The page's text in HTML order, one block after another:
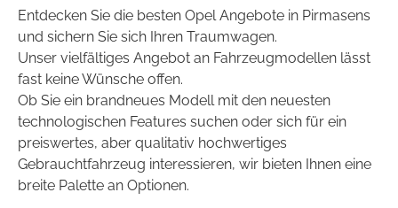
Entdecken Sie die besten Opel Angebote in Pirmasens
und sichern Sie sich Ihren Traumwagen.
Unser vielfältiges Angebot an Fahrzeugmodellen lässt
fast keine Wünsche offen.
Ob Sie ein brandneues Modell mit den neuesten
technologischen Features suchen oder sich für ein
preiswertes, aber qualitativ hochwertiges
Gebrauchtfahrzeug interessieren, wir bieten Ihnen eine
breite Palette an Optionen.